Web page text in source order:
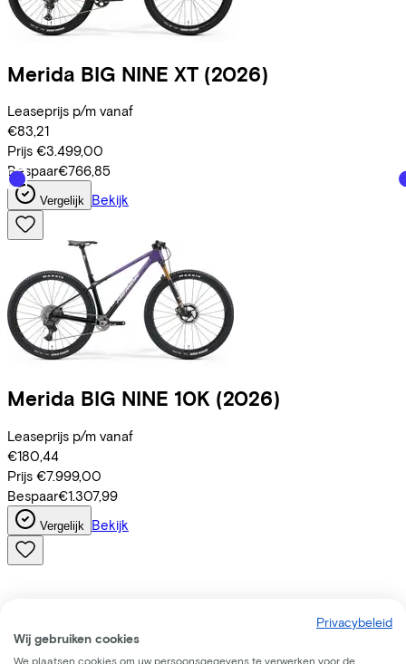
Merida BIG NINE XT (2026)
Leaseprijs p/m vanaf
€83,21
Prijs €3.499,00
Bespaar€766,85
Vergelijk Bekijk
Merida BIG NINE 10K (2026)
Leaseprijs p/m vanaf
€180,44
Prijs €7.999,00
Bespaar€1.307,99
Vergelijk Bekijk
Privacybeleid
Wij gebruiken cookies
We plaatsen cookies om uw persoonsgegevens te verwerken voor de